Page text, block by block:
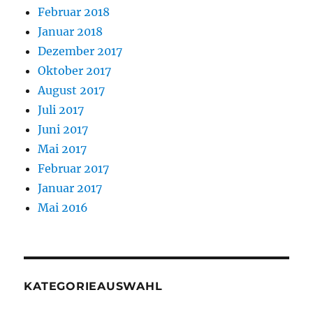
Februar 2018
Januar 2018
Dezember 2017
Oktober 2017
August 2017
Juli 2017
Juni 2017
Mai 2017
Februar 2017
Januar 2017
Mai 2016
KATEGORIEAUSWAHL